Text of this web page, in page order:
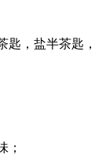
匙，盐半茶匙，
；